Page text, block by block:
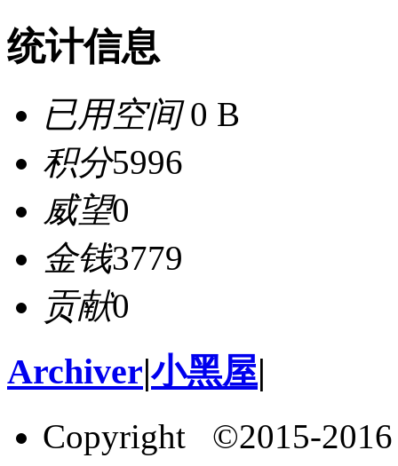
统计信息
已用空间0 B
积分5996
威望0
金钱3779
贡献0
Archiver|小黑屋|
Copyright ©2015-